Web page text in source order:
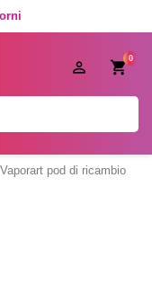
0

Vaporart pod di ricambio